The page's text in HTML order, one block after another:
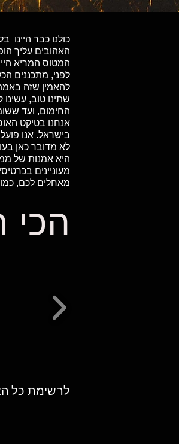
כולנו כבר
האהובים עליך
המטוס המריא
לפני, מתכננים
להאמין שזה
שתינו טוב,
החימום, ועד
בישראל. אנו
לא מדובר כאן
היא אמנות של
מעוניינים
מאחלים לכם,
הכי
לרשימת כל